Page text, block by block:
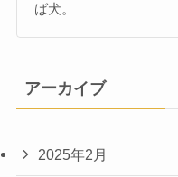
ば犬。
アーカイブ
2025年2月